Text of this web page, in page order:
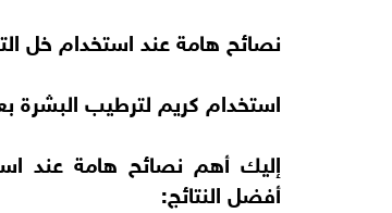
نصائح هامة عند استخدام خل
استخدام كريم لترطيب البشرة
إليك أهم نصائح هامة عند
أفضل النتائج: